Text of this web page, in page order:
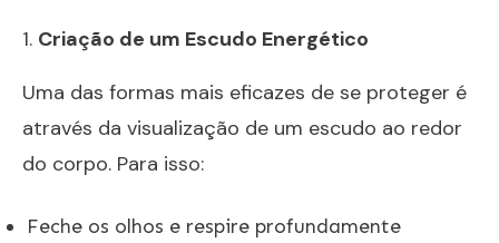
1. Criação de um Escudo Energético
Uma das formas mais eficazes de se proteger é
através da visualização de um escudo ao redor
do corpo. Para isso:
Feche os olhos e respire profundamente